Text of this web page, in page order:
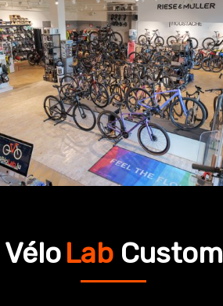
VéloLab Custom